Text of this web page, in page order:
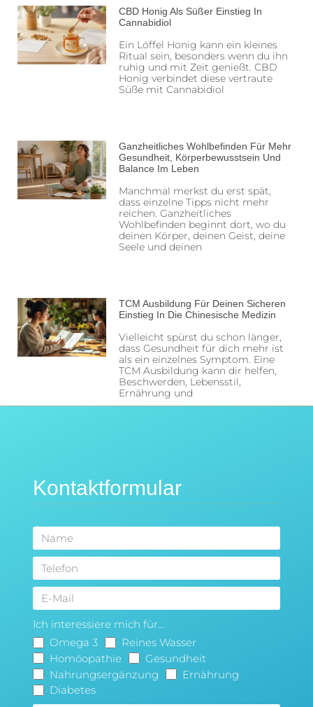
CBD Honig Als Süßer Einstieg In
Cannabidiol
Ein Löffel Honig kann ein kleines
Ritual sein, besonders wenn du ihn
ruhig und mit Zeit genießt. CBD
Honig verbindet diese vertraute
Süße mit Cannabidiol
Ganzheitliches Wohlbefinden Für Mehr
Gesundheit, Körperbewusstsein Und
Balance Im Leben
Manchmal merkst du erst spät,
dass einzelne Tipps nicht mehr
reichen. Ganzheitliches
Wohlbefinden beginnt dort, wo du
deinen Körper, deinen Geist, deine
Seele und deinen
TCM Ausbildung Für Deinen Sicheren
Einstieg In Die Chinesische Medizin
Vielleicht spürst du schon länger,
dass Gesundheit für dich mehr ist
als ein einzelnes Symptom. Eine
TCM Ausbildung kann dir helfen,
Beschwerden, Lebensstil,
Ernährung und
Kontaktformular
Ich interessiere mich für...
Omega 3
Reines Wasser
Homöopathie
Gesundheit
Nahrungsergänzung
Ernährung
Diabetes